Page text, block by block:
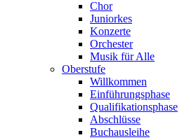
Chor
Juniorkes
Konzerte
Orchester
Musik für Alle
Oberstufe
Willkommen
Einführungsphase
Qualifikationsphase
Abschlüsse
Buchausleihe